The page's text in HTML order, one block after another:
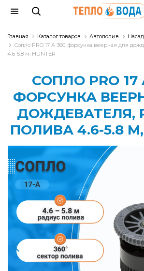
Главная Каталог товаров Автополив
Сопло PRO 17 A 360, форсунка веерная для
4.6-5.8 м, HUNTER
СОПЛО PRO 17
ФОРСУНКА
ДОЖДЕВАТЕЛЯ,
ПОЛИВА 4.6-5.8 М,